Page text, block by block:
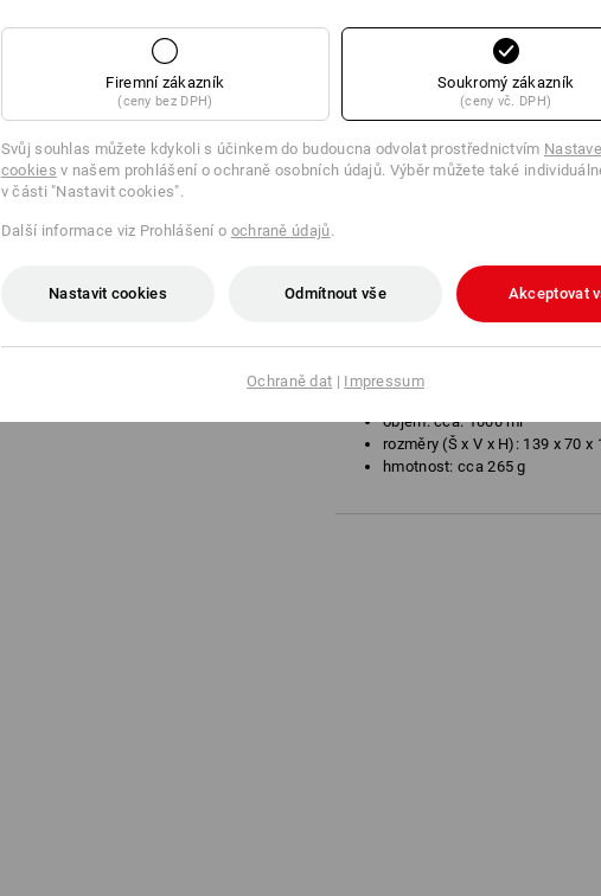
Mrazicí přihrádka, myčka nádobí a
e.s. Mikrovlnný box na svačinu midi
skladování, bezpečnou přepravu a
kliknutím lze nádobu uzavřít
transparentnímu víčku je na první
ventilačnímu ventilu lze box včetně
ventil a jídlo se ohřeje přímo.
nepropustný, vzduchotěsný a
praktické uzavírání
odnímatelný těsnicí kroužek
vhodné pro mrazničky, parní
objem: cca. 1000 ml
rozměry (Š x V x H): 139 x 70 x
hmotnost: cca 265 g
Firemní zákazník
(ceny bez DPH)
Soukromý zákazník
(ceny vč. DPH)
Svůj souhlas můžete kdykoli s účinkem do budoucna odvolat prostřednictvím
cookies v našem prohlášení o ochraně osobních údajů. Výběr můžete také
v části "Nastavit cookies".
Další informace viz Prohlášení o ochraně údajů.
Nastavit cookies Odmítnout vše Akceptovat
Ochraně dat | Impressum